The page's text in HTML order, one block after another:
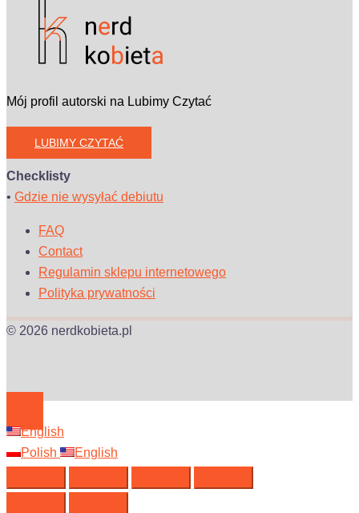
Mój profil autorski na Lubimy Czytać
LUBIMY CZYTAĆ
Checklisty
• Gdzie nie wysyłać debiutu
FAQ
Contact
Regulamin sklepu internetowego
Polityka prywatności
© 2026 nerdkobieta.pl
English
Polish
English